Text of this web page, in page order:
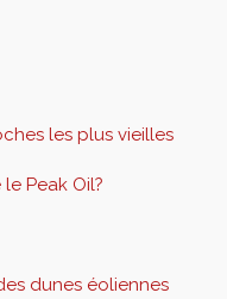
les plus vieilles
Peak Oil?
dunes éoliennes